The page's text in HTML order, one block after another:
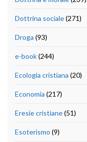
Dottrina sociale(271)
Droga (93)
e-book(244)
Ecologia cristiana (20)
Economia (217)
Eresie cristiane(51)
Esoterismo (9)